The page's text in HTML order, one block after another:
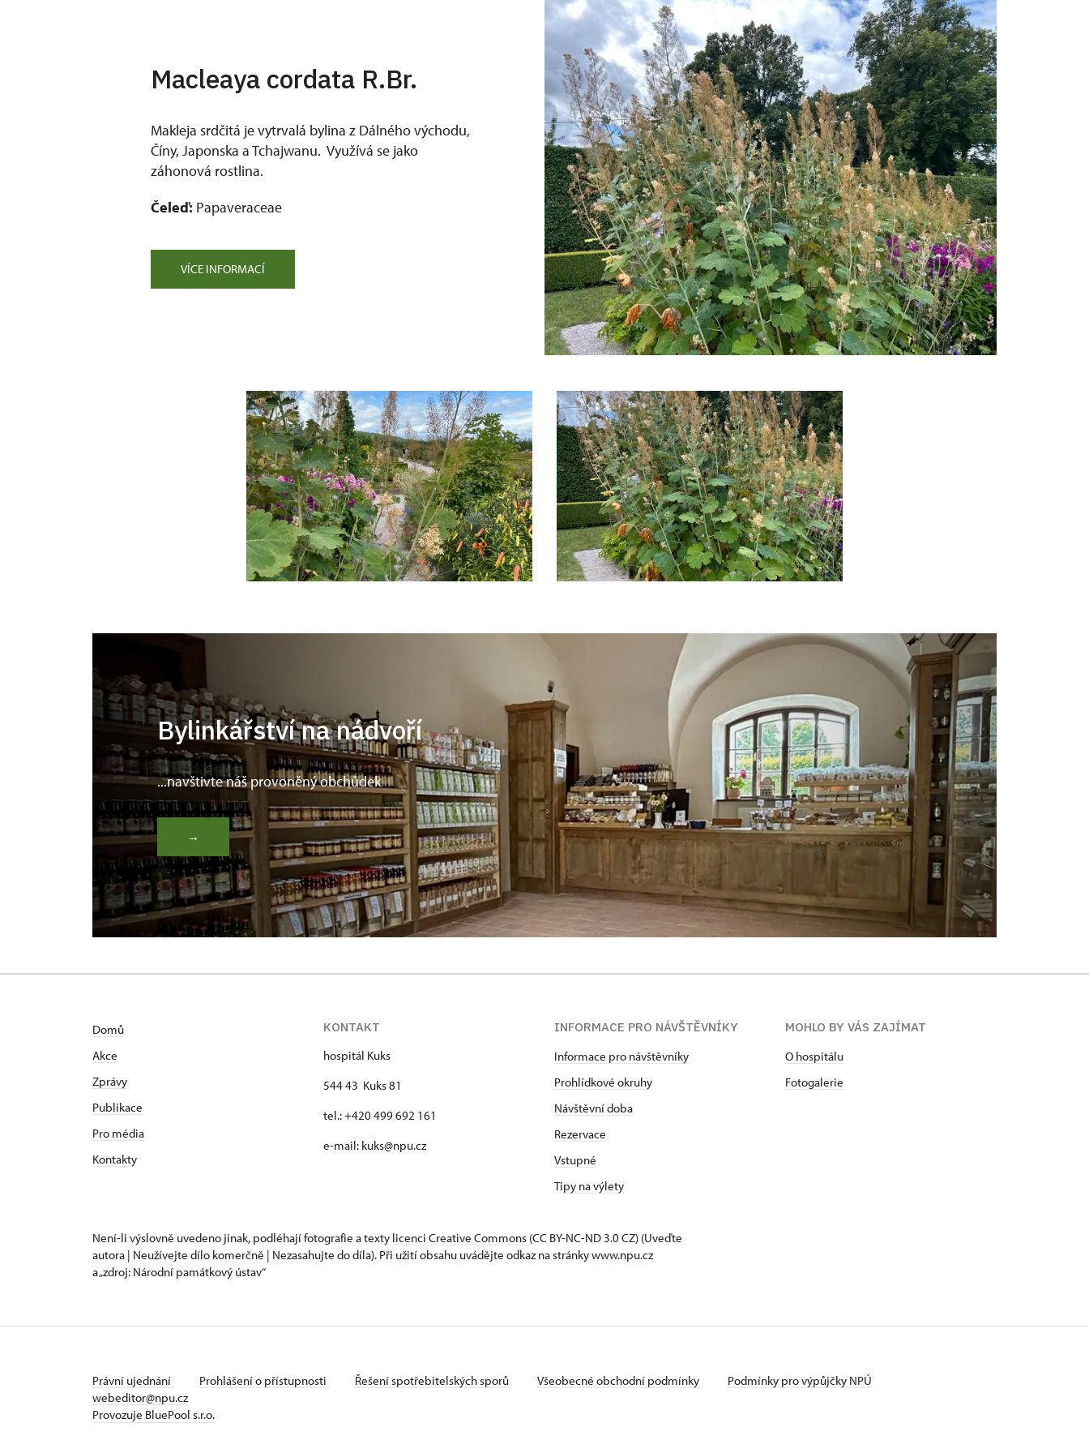
Macleaya cordata R.Br.
Makleja srdčitá je vytrvalá bylina z Dálného východu,
Číny, Japonska a Tchajwanu. Využívá se jako
záhonová rostlina.
Čeleď: Papaveraceae
VÍCE INFORMACÍ
Bylinkářství na nádvoří
...navštivte náš provoněný obchůdek
→
Domů
Akce
Zprávy
Publikace
Pro média
Kontakty
KONTAKT
hospitál Kuks
544 43 Kuks 81
tel.: +420 499 692 161
e-mail: kuks@npu.cz
INFORMACE PRO NÁVŠTĚVNÍKY
Informace pro návštěvníky
Prohlídkové okruhy
Návštěvní doba
Rezervace
Vstupné
Tipy na výlety
MOHLO BY VÁS ZAJÍMAT
O hospitálu
Fotogalerie
Není-li výslovně uvedeno jinak, podléhají fotografie a texty licenci Creative Commons (CC BY-NC-ND 3.0 CZ) (Uveďte
autora | Neužívejte dílo komerčně | Nezasahujte do díla). Při užití obsahu uvádějte odkaz na stránky www.npu.cz
a „zdroj: Národní památkový ústav“
Právní ujednání Prohlášení o přístupnosti Řešení spotřebitelských sporů Všeobecné obchodní podmínky
Podmínky pro výpůjčky NPÚ
webeditor@npu.cz
Provozuje BluePool s.r.o.